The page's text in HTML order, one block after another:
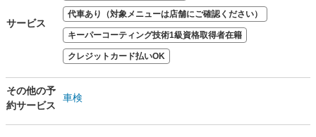
サービス
代車あり（対象メニューは店舗にご確認ください）
キーパーコーティング技術1級資格取得者在籍
クレジットカード払いOK
その他の予
約サービス
車検